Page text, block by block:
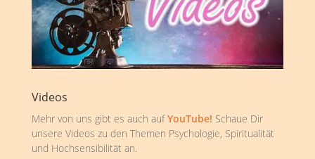
Videos
Mehr von uns gibt es auch aufYouTube! Schaue Dir
unsere Videos zu den Themen Psychologie, Spiritualität
und Hochsensibilität an.